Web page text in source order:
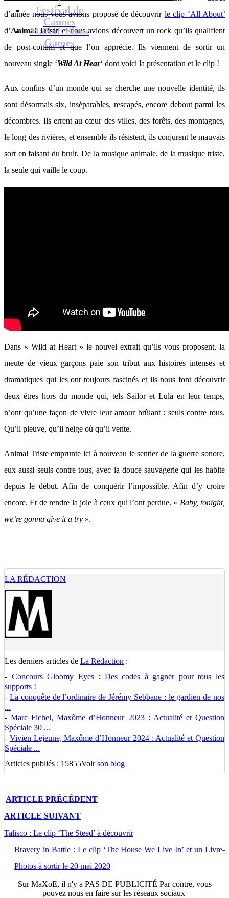
Festival de
Cannes
MaXoE Show
Games
d’année nous vous avions proposé de découvrir le clip ‘All About’
d’Animal Tristeet nous avions découvert un rock qu’ils qualifient
de post-coïtum et que l’on apprécie. Ils viennent de sortir un
nouveau single ‘Wild At Hear‘ dont voici la présentation et le clip !
Aux confins d’un monde qui se cherche une nouvelle identité, ils
sont désormais six, inséparables, rescapés, encore debout parmi les
décombres. Ils errent au cœur des villes, des forêts, des montagnes,
le long des rivières, et ensemble ils résistent, ils conjurent le mauvais
sort en faisant du bruit. De la musique animale, de la musique triste,
la seule qui vaille le coup.
Dans « Wild at Heart » le nouvel extrait qu’ils vous proposent, la
meute de vieux garçons paie son tribut aux histoires intenses et
dramatiques qui les ont toujours fascinés et ils nous font découvrir
deux êtres hors du monde qui, tels Sailor et Lula en leur temps,
n’ont qu’une façon de vivre leur amour brûlant : seuls contre tous.
Qu’il pleuve, qu’il neige où qu’il vente.
Animal Triste emprunte ici à nouveau le sentier de la guerre sonore,
eux aussi seuls contre tous, avec la douce sauvagerie qui les habite
depuis le début. Afin de conquérir l’impossible. Afin d’y croire
encore. Et de rendre la joie à ceux qui l’ont perdue. « Baby, tonight,
we’re gonna give it a try ».
LA RÉDACTION
Les derniers articles de La Rédaction :
- Concours Gloomy Eyes : Des codes à gagner pour tous les
supports !
- La conquête de l’ordinaire de Jérémy Sebbane : le gardien de nos
...
-Marc Fichel, Maxôme d’Honneur 2023 : Actualité et Question
Spéciale 30 ...
- Vivien Lejeune, Maxôme d’Honneur 2024 : Actualité et Question
Spéciale ...
Articles publiés : 15855Voirson blog
ARTICLE PRÉCÉDENT
ARTICLE SUIVANT
Talisco : Le clip ‘The Steed’ à découvrir
Bravery in Battle : Le clip ‘The House We Live In’ et un Livre-
Photos à sortir le 20 mai 2020
SurMaXoE, il n'y a PAS DE PUBLICITÉ Par contre, vous
pouvez nous en faire sur les réseaux sociaux